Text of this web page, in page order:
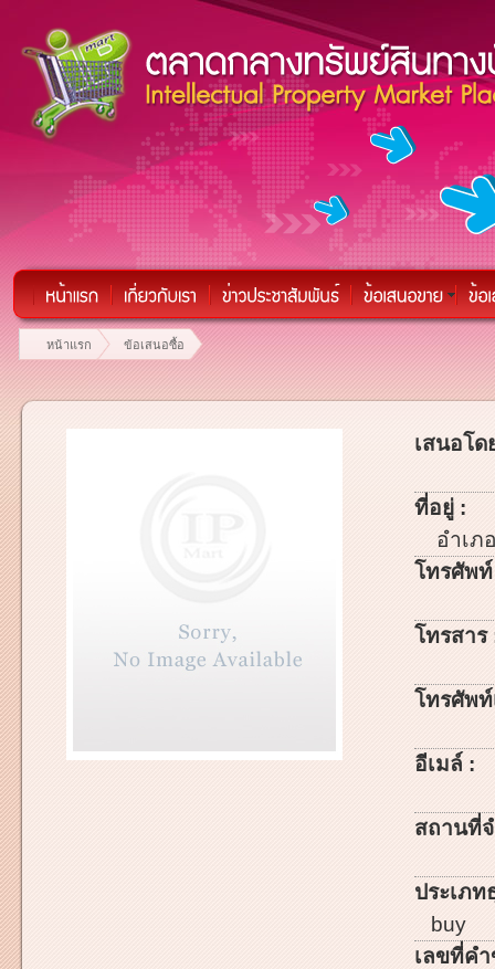
หน้าแรก ข้อเสนอซื้อ
เสนอโด
ที่อยู่ :
อำเภ
โทรศัพ
โทรสาร
โทรศัพ
อีเมล์ :
สถานที่
ประเภท
buy
เลขที่ค